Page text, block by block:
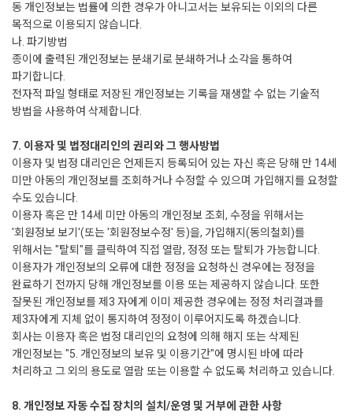
동 개인정보는 법률에 의한 경우가 아니고서는 보유되는 이외의 다른
목적으로 이용되지 않습니다.
나. 파기방법
종이에 출력된 개인정보는 분쇄기로 분쇄하거나 소각을 통하여
파기합니다.
전자적 파일 형태로 저장된 개인정보는 기록을 재생할 수 없는 기술적
방법을 사용하여 삭제합니다.
7. 이용자 및 법정대리인의 권리와 그 행사방법
이용자 및 법정 대리인은 언제든지 등록되어 있는 자신 혹은 당해 만 14세
미만 아동의 개인정보를 조회하거나 수정할 수 있으며 가입해지를 요청할
수도 있습니다.
이용자 혹은 만 14세 미만 아동의 개인정보 조회, 수정을 위해서는
'회원정보 보기'(또는 '회원정보수정' 등)을, 가입해지(동의철회)를
위해서는 "탈퇴"를 클릭하여 직접 열람, 정정 또는 탈퇴가 가능합니다.
이용자가 개인정보의 오류에 대한 정정을 요청하신 경우에는 정정을
완료하기 전까지 당해 개인정보를 이용 또는 제공하지 않습니다. 또한
잘못된 개인정보를 제3 자에게 이미 제공한 경우에는 정정 처리결과를
제3자에게 지체 없이 통지하여 정정이 이루어지도록 하겠습니다.
회사는 이용자 혹은 법정 대리인의 요청에 의해 해지 또는 삭제된
개인정보는 "5. 개인정보의 보유 및 이용기간"에 명시된 바에 따라
처리하고 그 외의 용도로 열람 또는 이용할 수 없도록 처리하고 있습니다.
8. 개인정보 자동 수집 장치의 설치/운영 및 거부에 관한 사항